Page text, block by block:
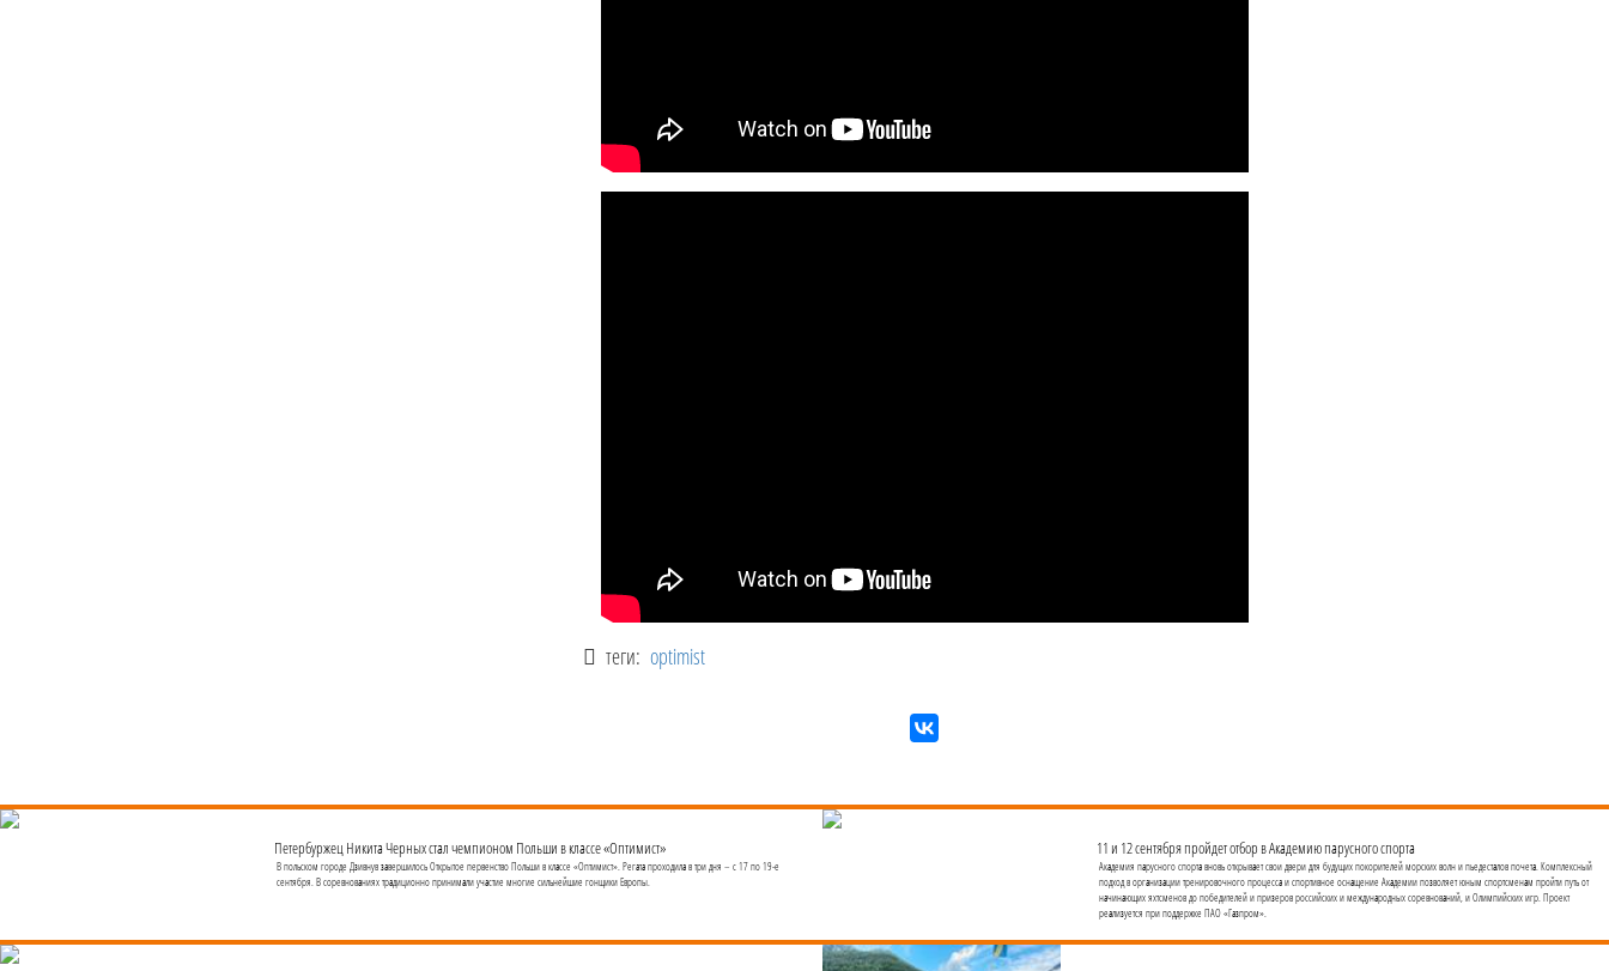
теги: optimist
Петербуржец Никита Черных стал чемпионом Польши в классе «Оптимист»
В польском городе Дзивнув завершилось Открытое первенство Польши в классе «Оптимист». Регата проходила в три дня – с 17 по 19-е
сентября. В соревнованиях традиционно принимали участие многие сильнейшие гонщики Европы.
11 и 12 сентября пройдет отбор в Академию парусного спорта
Академия парусного спорта вновь открывает свои двери для будущих покорителей морских волн и пьедесталов почета. Комплексный
подход в организации тренировочного процесса и спортивное оснащение Академии позволяет юным спортсменам пройти путь от
начинающих яхтсменов до победителей и призеров российских и международных соревнований, и Олимпийских игр. Проект
реализуется при поддержке ПАО «Газпром».